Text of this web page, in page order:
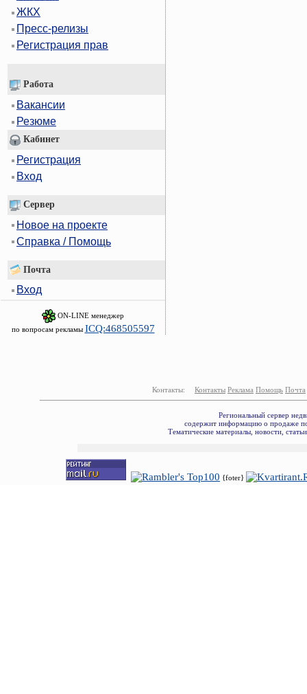
ЖКХ
Пресс-релизы
Регистрация прав
Работа
Вакансии
Резюме
Кабинет
Регистрация
Вход
Сервер
Новое на проекте
Справка / Помощь
Почта
Вход
ON-LINE менеджер
по вопросам рекламы ICQ:468505597
Контакты: Контакты Реклама Помощь Почта
Региональный сервер
содержит информацию о продаже
Тематические материалы, новости,
{foter}